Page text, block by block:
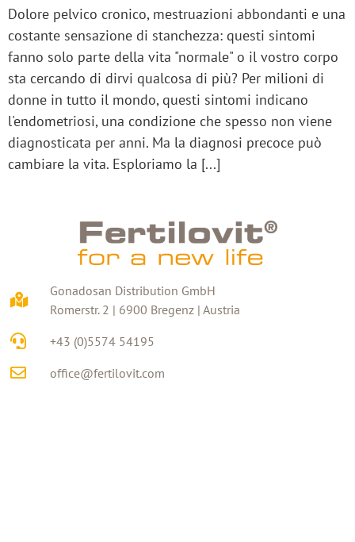
Dolore pelvico cronico, mestruazioni abbondanti e una
costante sensazione di stanchezza: questi sintomi
fanno solo parte della vita "normale" o il vostro corpo
sta cercando di dirvi qualcosa di più? Per milioni di
donne in tutto il mondo, questi sintomi indicano
l'endometriosi, una condizione che spesso non viene
diagnosticata per anni. Ma la diagnosi precoce può
cambiare la vita. Esploriamo la [...]
Gonadosan Distribution GmbH
Romerstr. 2 | 6900 Bregenz | Austria
+43 (0)5574 54195
office@fertilovit.com